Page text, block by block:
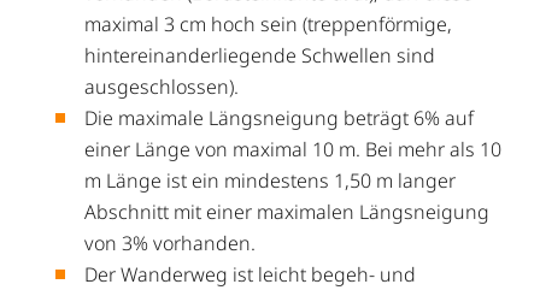
maximal 3 cm hoch sein (treppenförmige,
hintereinanderliegende Schwellen sind
ausgeschlossen).
Die maximale Längsneigung beträgt 6% auf
einer Länge von maximal 10 m. Bei mehr als 10
m Länge ist ein mindestens 1,50 m langer
Abschnitt mit einer maximalen Längsneigung
von 3% vorhanden.
Der Wanderweg ist leicht begeh- und